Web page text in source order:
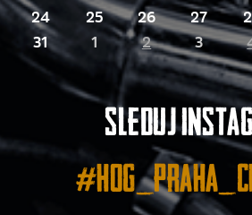
24
25 26 27
31
1 2 3
Sleduj